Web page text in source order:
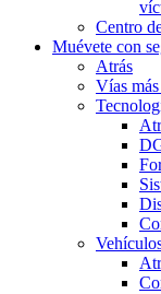
Centro
Muévete con
Atrás
Vías